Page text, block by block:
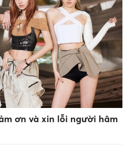
ơn và xin lỗi người hâm